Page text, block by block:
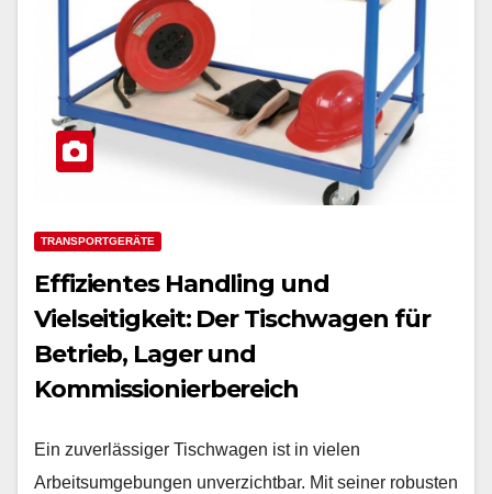
TRANSPORTGERÄTE
Effizientes Handling und
Vielseitigkeit: Der Tischwagen für
Betrieb, Lager und
Kommissionierbereich
Ein zuverlässiger Tischwagen ist in vielen
Arbeitsumgebungen unverzichtbar. Mit seiner robusten